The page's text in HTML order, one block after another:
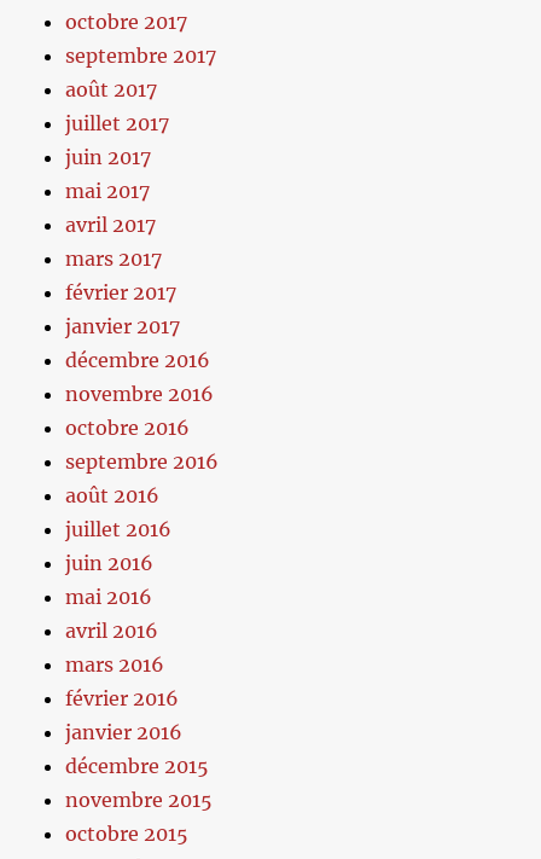
octobre 2017
septembre 2017
août 2017
juillet 2017
juin 2017
mai 2017
avril 2017
mars 2017
février 2017
janvier 2017
décembre 2016
novembre 2016
octobre 2016
septembre 2016
août 2016
juillet 2016
juin 2016
mai 2016
avril 2016
mars 2016
février 2016
janvier 2016
décembre 2015
novembre 2015
octobre 2015